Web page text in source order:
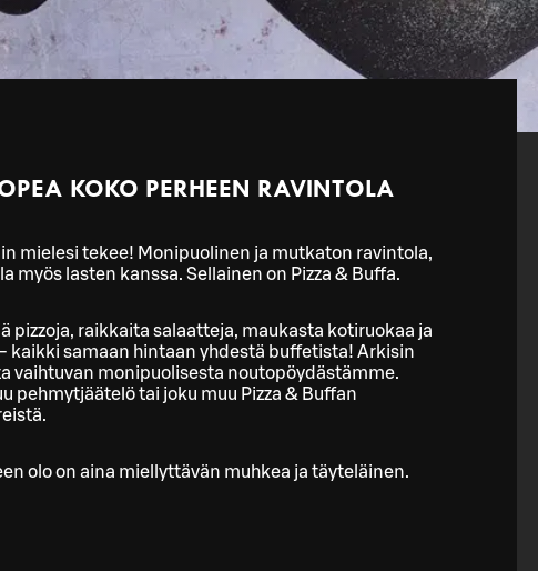
KOKO PERHEEN RAVINTOLA
mielesi tekee! Monipuolinen ja mutkaton ravintola,
myös lasten kanssa. Sellainen on Pizza & Buffa.
pizzoja, raikkaita salaatteja, maukasta kotiruokaa ja
kaikki samaan hintaan yhdestä buffetista! Arkisin
vaihtuvan monipuolisesta noutopöydästämme.
pehmytjäätelö tai joku muu Pizza & Buffan
olo on aina miellyttävän muhkea ja täyteläinen.